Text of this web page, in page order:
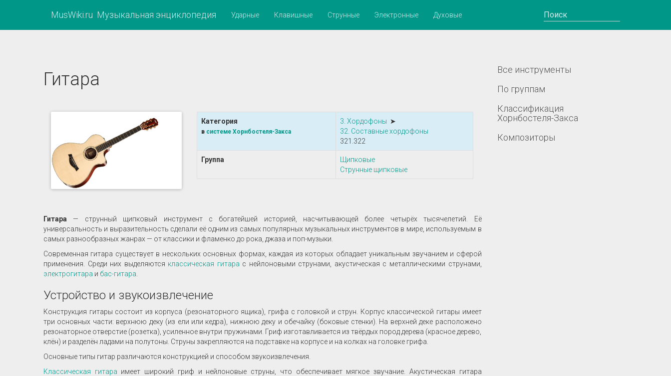
MusWiki.ru Музыкальная энциклопедия Ударные Клавишные Струнные Электронные Духовые
Гитара
Категория
в системе Хорнбостеля-Закса
3. Хордофоны ➤
32. Составные хордофоны
321.322
Группа
Щипковые
Струнные щипковые
Гитара — струнный щипковый инструмент с богатейшей историей, насчитывающей более четырёх тысячелетий. Её
универсальность и выразительность сделали её одним из самых популярных музыкальных инструментов в мире, используемым в
самых разнообразных жанрах — от классики и фламенко до рока, джаза и поп-музыки.
Современная гитара существует в нескольких основных формах, каждая из которых обладает уникальным звучанием и сферой
применения. Среди них выделяются классическая гитара с нейлоновыми струнами, акустическая с металлическими струнами,
электрогитара и бас-гитара
Устройство и звукоизвлечение
Конструкция гитары состоит из корпуса (резонаторного ящика), грифа с головкой и струн. Корпус классической гитары имеет
три основных части: верхнюю деку (из ели или кедра), нижнюю деку и обечайку (боковые стенки). На верхней деке расположено
резонаторное отверстие (розетка), усиленное внутри пружинами. Гриф изготавливается из твёрдых пород дерева (красное дерево,
клён) и разделён ладами на полутоны. Струны закрепляются на подставке на корпусе и на колках на головке грифа.
Основные типы гитар различаются конструкцией и способом звукоизвлечения.
Классическая гитара имеет широкий гриф и нейлоновые струны, что обеспечивает мягкое звучание. Акустическая гитара
Все инструменты
По группам
Классификация
Хорнбостеля-Закса
Композиторы